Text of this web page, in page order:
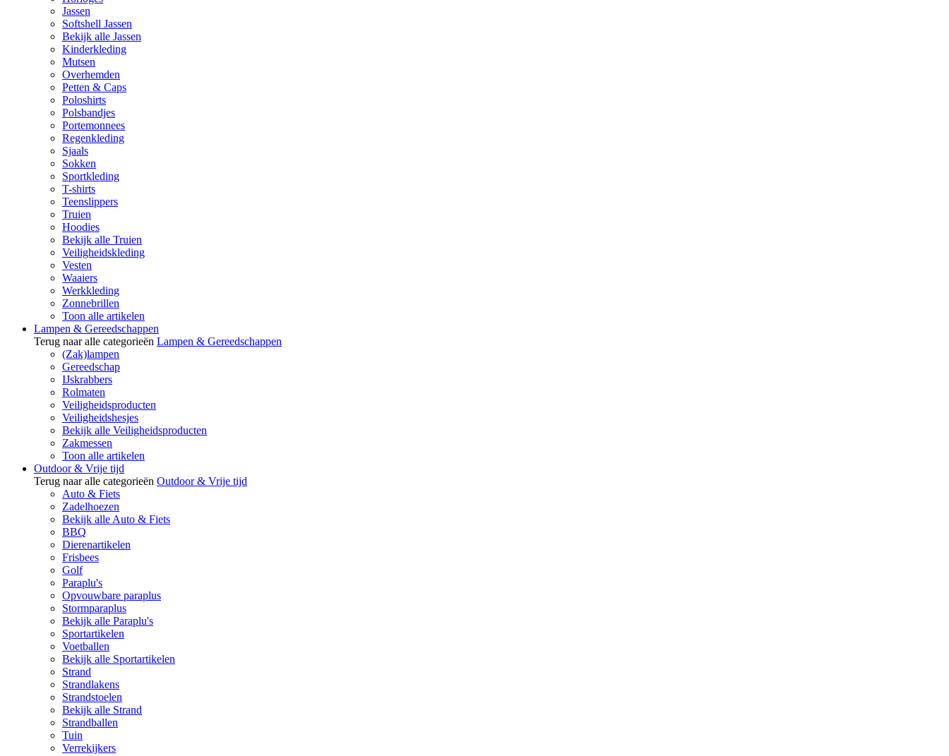
Jassen
Softshell Jassen
Bekijk alle Jassen
Kinderkleding
Mutsen
Overhemden
Petten & Caps
Poloshirts
Polsbandjes
Portemonnees
Regenkleding
Sjaals
Sokken
Sportkleding
T-shirts
Teenslippers
Truien
Hoodies
Bekijk alle Truien
Veiligheidskleding
Vesten
Waaiers
Werkkleding
Zonnebrillen
Toon alle artikelen
Lampen & Gereedschappen
Terug naar alle categorieën Lampen & Gereedschappen
(Zak)lampen
Gereedschap
IJskrabbers
Rolmaten
Veiligheidsproducten
Veiligheidshesjes
Bekijk alle Veiligheidsproducten
Zakmessen
Toon alle artikelen
Outdoor & Vrije tijd
Terug naar alle categorieën Outdoor & Vrije tijd
Auto & Fiets
Zadelhoezen
Bekijk alle Auto & Fiets
BBQ
Dierenartikelen
Frisbees
Golf
Paraplu's
Opvouwbare paraplus
Stormparaplus
Bekijk alle Paraplu's
Sportartikelen
Voetballen
Bekijk alle Sportartikelen
Strand
Strandlakens
Strandstoelen
Bekijk alle Strand
Strandballen
Tuin
Verrekijkers